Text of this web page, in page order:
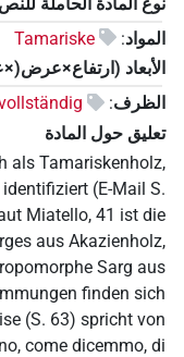
المواد:
Tamariske
الأبعاد
الظرف:
تعليق حول المادة
als Tamariskenholz,
(E-Mail S.
Miatello, 41 ist die
aus Akazienholz,
Sarg aus
finden sich
(S. 63) spricht von
come dicemmo, di